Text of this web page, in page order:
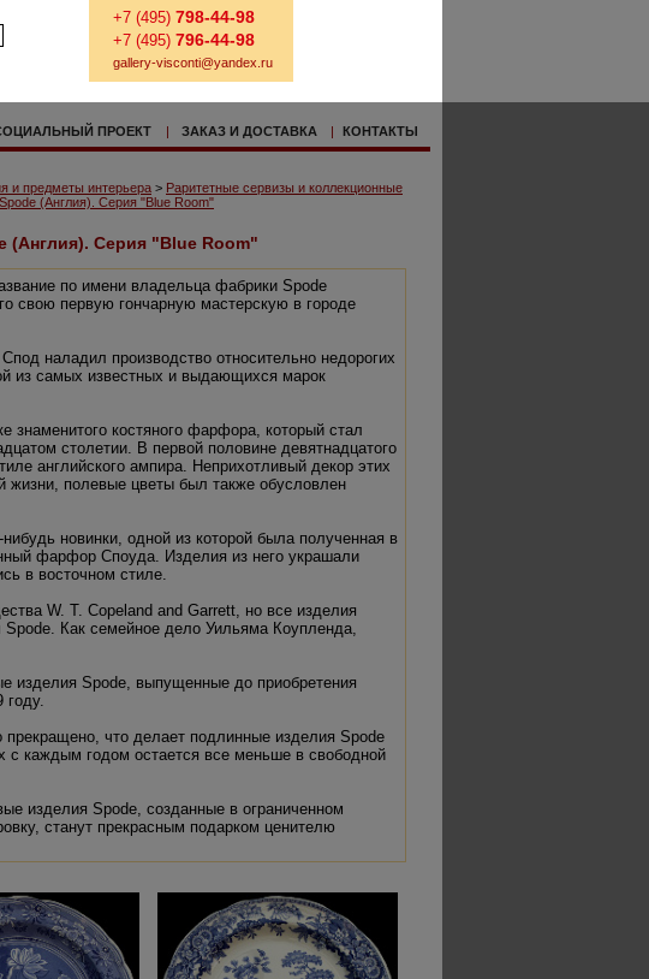
+7 (495) 798-44-98
+7 (495) 796-44-98
gallery-visconti@yandex.ru
ПРОЕКТ | ЗАКАЗ И ДОСТАВКА | КОНТАКТЫ
и предметы интерьера > Раритетные сервизы и коллекционные
(Англия). Серия "Blue Room"
(Англия). Серия "Blue Room"
по имени владельца фабрики Spode
свою первую гончарную мастерскую в городе
наладил производство относительно недорогих
из самых известных и выдающихся марок
знаменитого костяного фарфора, который стал
столетии. В первой половине девятнадцатого
английского ампира. Неприхотливый декор этих
полевые цветы был также обусловлен
новинки, одной из которой была полученная в
фарфор Споуда. Изделия из него украшали
в восточном стиле.
W. T. Copeland and Garrett, но все изделия
Как семейное дело Уильяма Коупленда,
Spode, выпущенные до приобретения
что делает подлинные изделия Spode
с каждым годом остается все меньше в свободной
изделия Spode, созданные в ограниченном
станут прекрасным подарком ценителю